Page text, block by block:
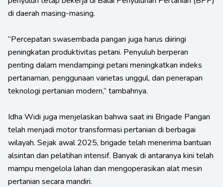
di daerah masing-masing.
“Percepatan swasembada pangan juga harus diiringi
peningkatan produktivitas petani. Penyuluh berperan
penting dalam mendampingi petani meningkatkan indeks
pertanaman, penggunaan varietas unggul, dan penerapan
teknologi pertanian modern,” tambahnya.
Idha Widi juga menjelaskan bahwa saat ini Brigade Pangan
telah menjadi motor transformasi pertanian di berbagai
wilayah. Sejak awal 2025, brigade telah menerima bantuan
alsintan dan pelatihan intensif. Banyak di antaranya kini telah
mampu mengelola lahan dan mengoperasikan alat mesin
pertanian secara mandiri.